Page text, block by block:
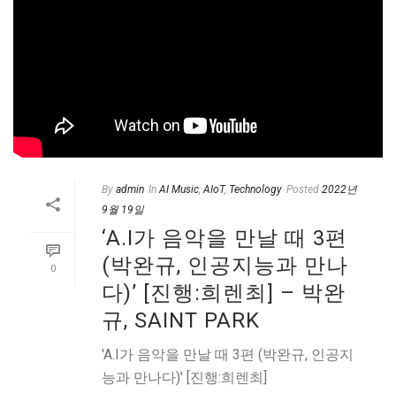
0
By admin In AI Music,AIoT, Technology Posted 2022년
9월 19일
‘A.I가 음악을 만날 때 3편
(박완규, 인공지능과 만나
다)’ [진행:희렌최] – 박완
규, SAINT PARK
'A.I가 음악을 만날 때 3편 (박완규, 인공지
능과 만나다)' [진행:희렌최]